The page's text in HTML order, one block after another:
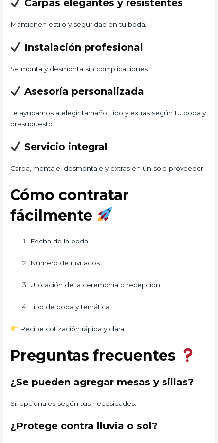
Carpas elegantes y resistentes
Mantienen estilo y seguridad en tu boda.
Instalación profesional
Se monta y desmonta sin complicaciones.
Asesoría personalizada
Te ayudamos a elegir tamaño, tipo y extras según tu boda y
presupuesto.
Servicio integral
Carpa, montaje, desmontaje y extras en un solo proveedor.
Cómo contratar
fácilmente
Fecha de la boda
Número de invitados
Ubicación de la ceremonia o recepción
Tipo de boda y temática
Recibe cotización rápida y clara.
Preguntas frecuentes
¿Se pueden agregar mesas y sillas?
Sí, opcionales según tus necesidades.
¿Protege contra lluvia o sol?